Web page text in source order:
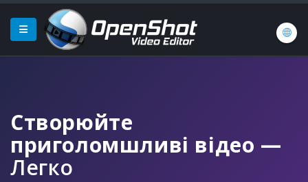
Створюйте
приголомшливі відео —
Легко